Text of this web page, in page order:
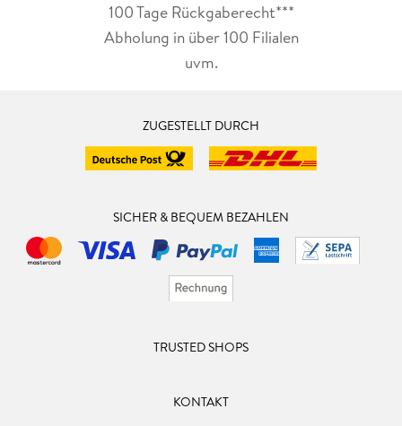
100 Tage Rückgaberecht***
Abholung in über 100 Filialen
uvm.
ZUGESTELLT DURCH
SICHER & BEQUEM BEZAHLEN
TRUSTED SHOPS
KONTAKT